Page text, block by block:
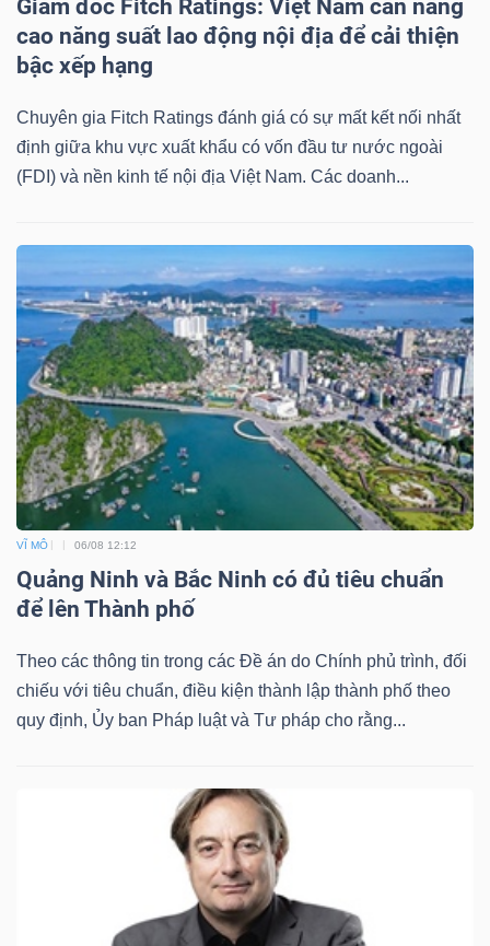
Giám đốc Fitch Ratings: Việt Nam cần nâng
cao năng suất lao động nội địa để cải thiện
bậc xếp hạng
Chuyên gia Fitch Ratings đánh giá có sự mất kết nối nhất
định giữa khu vực xuất khẩu có vốn đầu tư nước ngoài
(FDI) và nền kinh tế nội địa Việt Nam. Các doanh...
VĨ MÔ 06/08 12:12
Quảng Ninh và Bắc Ninh có đủ tiêu chuẩn
để lên Thành phố
Theo các thông tin trong các Đề án do Chính phủ trình, đối
chiếu với tiêu chuẩn, điều kiện thành lập thành phố theo
quy định, Ủy ban Pháp luật và Tư pháp cho rằng...